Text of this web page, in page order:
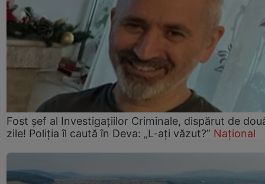
Fost șef al Investigațiilor Criminale, dispărut de
zile! Poliția îl caută în Deva: „L-ați văzut?” Național